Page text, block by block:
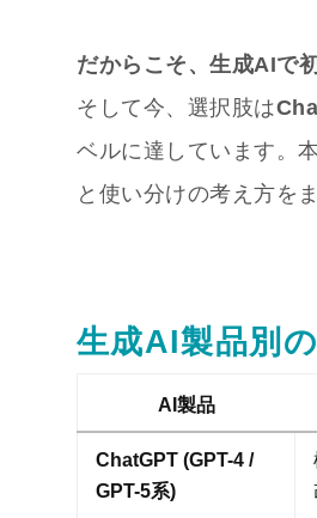
だからこそ、生成AIで
そして今、選択肢は
ベルに達しています。
と使い分けの考え方を
生成AI製品別
AI製品
ChatGPT (GPT-4 /
GPT-5系)